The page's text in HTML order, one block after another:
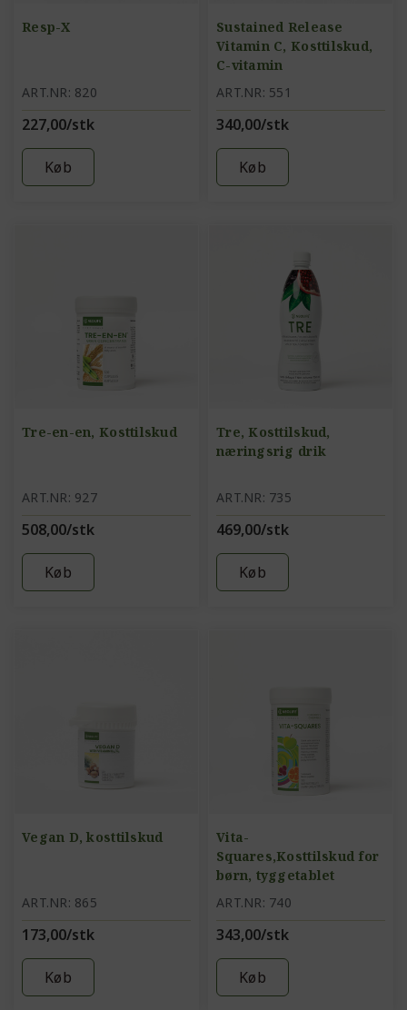
Resp-X
ART.NR: 820
227,00/stk
Køb
Sustained Release
Vitamin C, Kosttilskud,
C-vitamin
ART.NR: 551
340,00/stk
Køb
Tre-en-en, Kosttilskud
ART.NR: 927
508,00/stk
Køb
Tre, Kosttilskud,
næringsrig drik
ART.NR: 735
469,00/stk
Køb
Vegan D, kosttilskud
ART.NR: 865
173,00/stk
Køb
Vita-
Squares,Kosttilskud for
børn, tyggetablet
ART.NR: 740
343,00/stk
Køb